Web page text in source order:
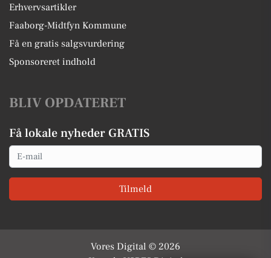
Erhvervsartikler
Faaborg-Midtfyn Kommune
Få en gratis salgsvurdering
Sponsoreret indhold
BLIV OPDATERET
Få lokale nyheder GRATIS
Email
Tilmeld
Vores Digital © 2026